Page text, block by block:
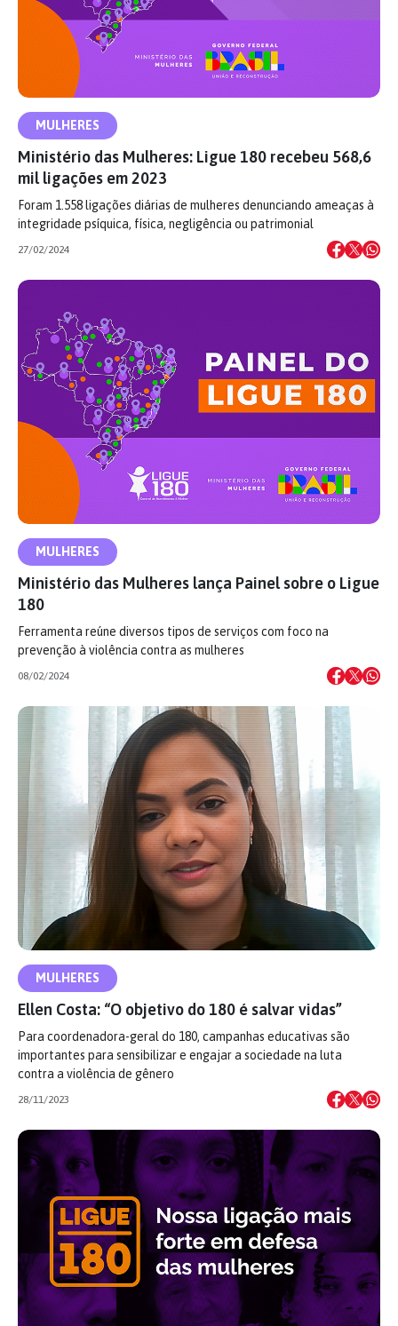
MULHERES
Ministério das Mulheres: Ligue 180 recebeu 568,6
mil ligações em 2023
Foram 1.558 ligações diárias de mulheres denunciando ameaças à
integridade psíquica, física, negligência ou patrimonial
27/02/2024
MULHERES
Ministério das Mulheres lança Painel sobre o Ligue
180
Ferramenta reúne diversos tipos de serviços com foco na
prevenção à violência contra as mulheres
08/02/2024
MULHERES
Ellen Costa: “O objetivo do 180 é salvar vidas”
Para coordenadora-geral do 180, campanhas educativas são
importantes para sensibilizar e engajar a sociedade na luta
contra a violência de gênero
28/11/2023